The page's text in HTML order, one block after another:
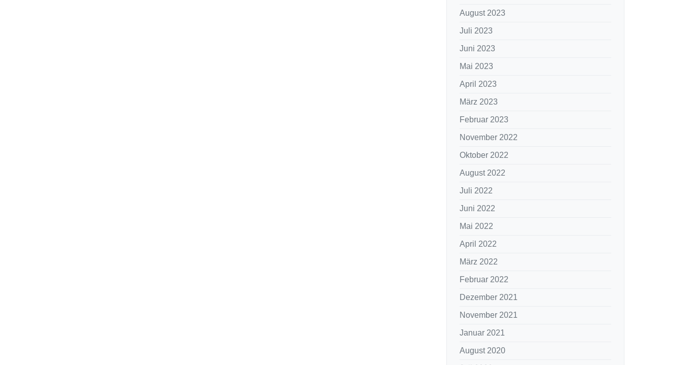
August 2023
Juli 2023
Juni 2023
Mai 2023
April 2023
März 2023
Februar 2023
November 2022
Oktober 2022
August 2022
Juli 2022
Juni 2022
Mai 2022
April 2022
März 2022
Februar 2022
Dezember 2021
November 2021
Januar 2021
August 2020